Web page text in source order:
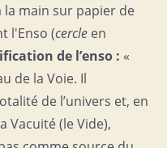
main sur papier de
l'Enso (cercle en
de l’enso : «
de la Voie. Il
de l’univers et, en
Vacuité (le Vide),